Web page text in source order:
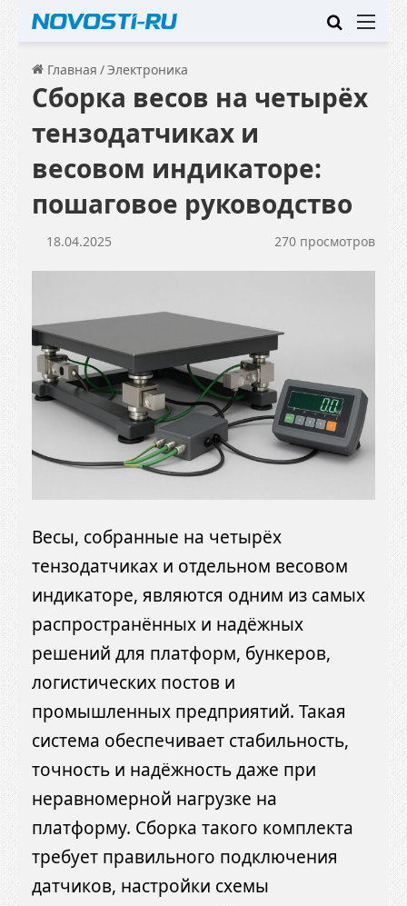
Искать
Главная /Электроника
Сборка весов на четырёх
тензодатчиках и
весовом индикаторе:
пошаговое руководство
18.04.2025 270 просмотров
Весы, собранные на четырёх
тензодатчиках и отдельном весовом
индикаторе, являются одним из самых
распространённых и надёжных
решений для платформ, бункеров,
логистических постов и
промышленных предприятий. Такая
система обеспечивает стабильность,
точность и надёжность даже при
неравномерной нагрузке на
платформу. Сборка такого комплекта
требует правильного подключения
датчиков, настройки схемы